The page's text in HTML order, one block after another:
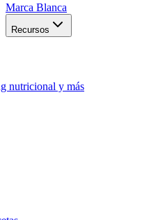
Marca Blanca
Recursos
nutricional y más